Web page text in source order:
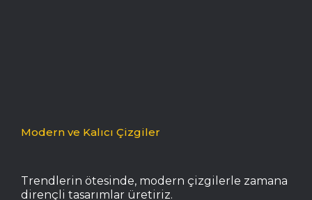
Modern ve Kalıcı Çizgiler
Trendlerin ötesinde, modern çizgilerle zamana
dirençli tasarımlar üretiriz.